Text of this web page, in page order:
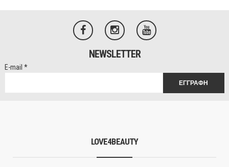
NEWSLETTER
E-mail *
LOVE4BEAUTY